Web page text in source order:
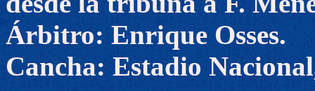
Árbitro: Enrique Osses.
Cancha: Estadio